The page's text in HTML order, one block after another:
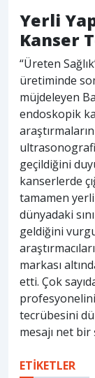
Yerli
Kanser
“Üreten
üretiminde
müjdeleyen
endoskopik
ultrasonografi
geçildiğini
kanserlerde
tamamen
dünyadaki
geldiğini
markası
etti. Çok
tecrübesini
mesajı net
ETİKETLER